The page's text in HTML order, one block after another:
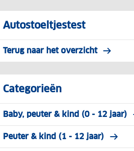
Autostoeltjestest
Terug naar het overzicht
Categorieën
Baby, peuter & kind (0 - 12 jaar)
Peuter & kind (1 - 12 jaar)